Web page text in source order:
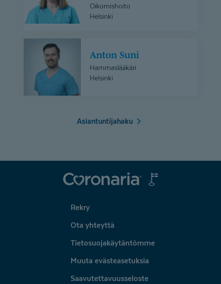
Oikomishoito
Helsinki
Anton Suni
Hammaslääkäri
Helsinki
Asiantuntijahaku
Coronaria
Rekry
Ota yhteyttä
Tietosuojakäytäntömme
Muuta evästeasetuksia
Saavutettavuusseloste